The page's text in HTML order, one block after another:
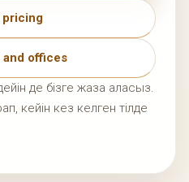
pricing
and offices
де бізге жаза аласыз.
кейін кез келген тілде